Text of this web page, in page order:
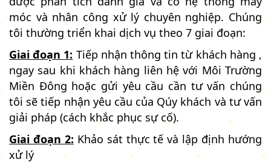
móc và nhân công xử lý chuyên nghiệp. Chúng
tôi thường triển khai dịch vụ theo 7 giai đoạn:
Giai đoạn 1: Tiếp nhận thông tin từ khách hàng ,
ngay sau khi khách hàng liên hệ với Môi Trường
Miền Đông hoặc gửi yêu cầu cần tư vấn chúng
tôi sẽ tiếp nhận yêu cầu của Qúy khách và tư vấn
giải pháp (cách khắc phục sự cố).
Giai đoạn 2: Khảo sát thực tế và lập định hướng
xử lý